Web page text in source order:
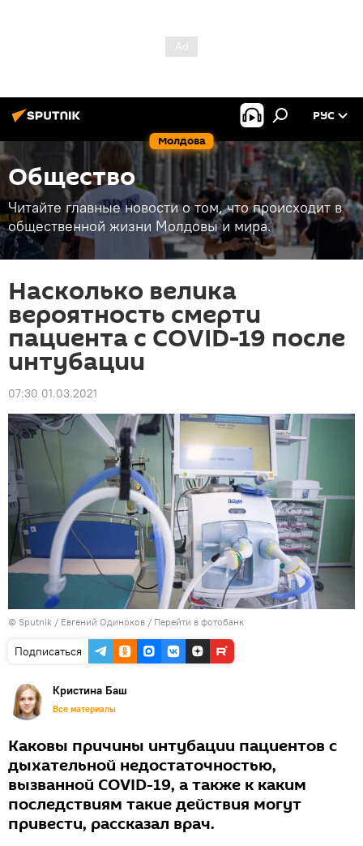
Молдова
РУС
Общество
Читайте главные новости о том, что происходит в
общественной жизни Молдовы и мира.
Насколько велика
вероятность смерти
пациента с COVID-19 после
интубации
07:30 01.03.2021
© Sputnik / Евгений Одиноков / Перейти в фотобанк
Подписаться
Кристина Баш
Все материалы
Каковы причины интубации пациентов с
дыхательной недостаточностью,
вызванной COVID-19, а также к каким
последствиям такие действия могут
привести, рассказал врач.